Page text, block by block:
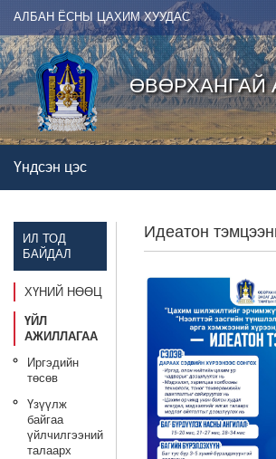
АЛБАН ЁСНЫ ЦАХИМ ХУУДАС
ӨВӨРХАНГАЙ
Үндсэн цэс
ИЛ ТОД
БАЙДАЛ
ХҮНИЙ НӨӨЦ
ҮЙЛ
АЖИЛЛАГАА
Иргэдийн
төсөв
Үзүүлж
байгаа
үйлчилгээний
талаарх
Идеатон